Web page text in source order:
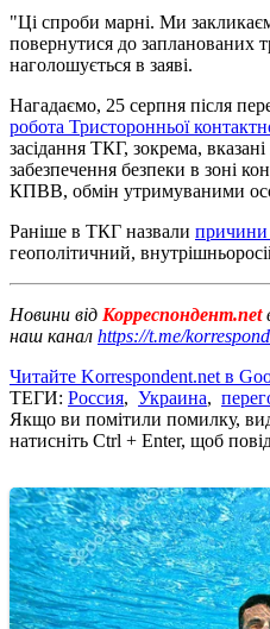
"Ці спроби марні. Ми
повернутися до запланованих
наголошується в заяві.
Нагадаємо, 25 серпня після
робота Тристоронньої
засідання ТКГ, зокрема,
забезпечення безпеки в зоні
КПВВ, обмін утримуваними
Раніше в ТКГ назвали причини
геополітичний,
Новини від Корреспондент.net
наш канал https://t.me/
Читайте Korrespondent.net в
ТЕГИ: Россия, Украина,
Якщо ви помітили помилку,
натисніть Ctrl + Enter, щоб